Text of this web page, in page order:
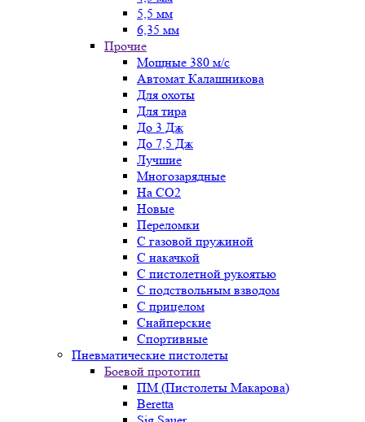
5,5 мм
6,35 мм
Прочие
Мощные 380 м/с
Автомат Калашникова
Для охоты
Для тира
До 3 Дж
До 7,5 Дж
Лучшие
Многозарядные
На CO2
Новые
Переломки
С газовой пружиной
С накачкой
С пистолетной рукоятью
С подствольным взводом
С прицелом
Снайперские
Спортивные
Пневматические пистолеты
Боевой прототип
ПМ (Пистолеты Макарова)
Beretta